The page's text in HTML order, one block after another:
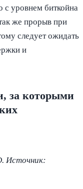
с уровнем биткойна
же прорыв при
следует ожидать
и
за которыми
Источник: